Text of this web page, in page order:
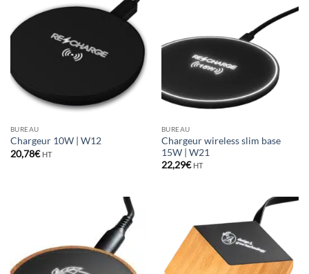
BUREAU
Chargeur 10W | W12
20,78€ HT
BUREAU
Chargeur wireless slim base
15W | W21
22,29€ HT